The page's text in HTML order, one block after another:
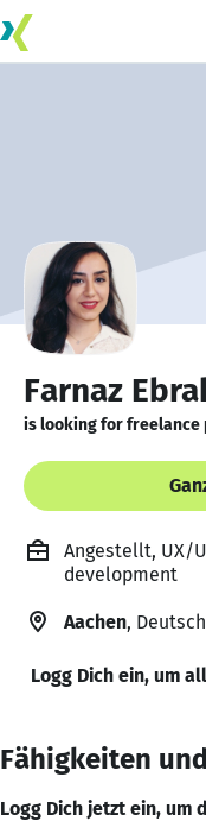
Farnaz
is looking for freelance
Angestellt, UX/
development
Aachen,
Logg Dich ein, um
Fähigkeiten
Logg Dich jetzt ein, um